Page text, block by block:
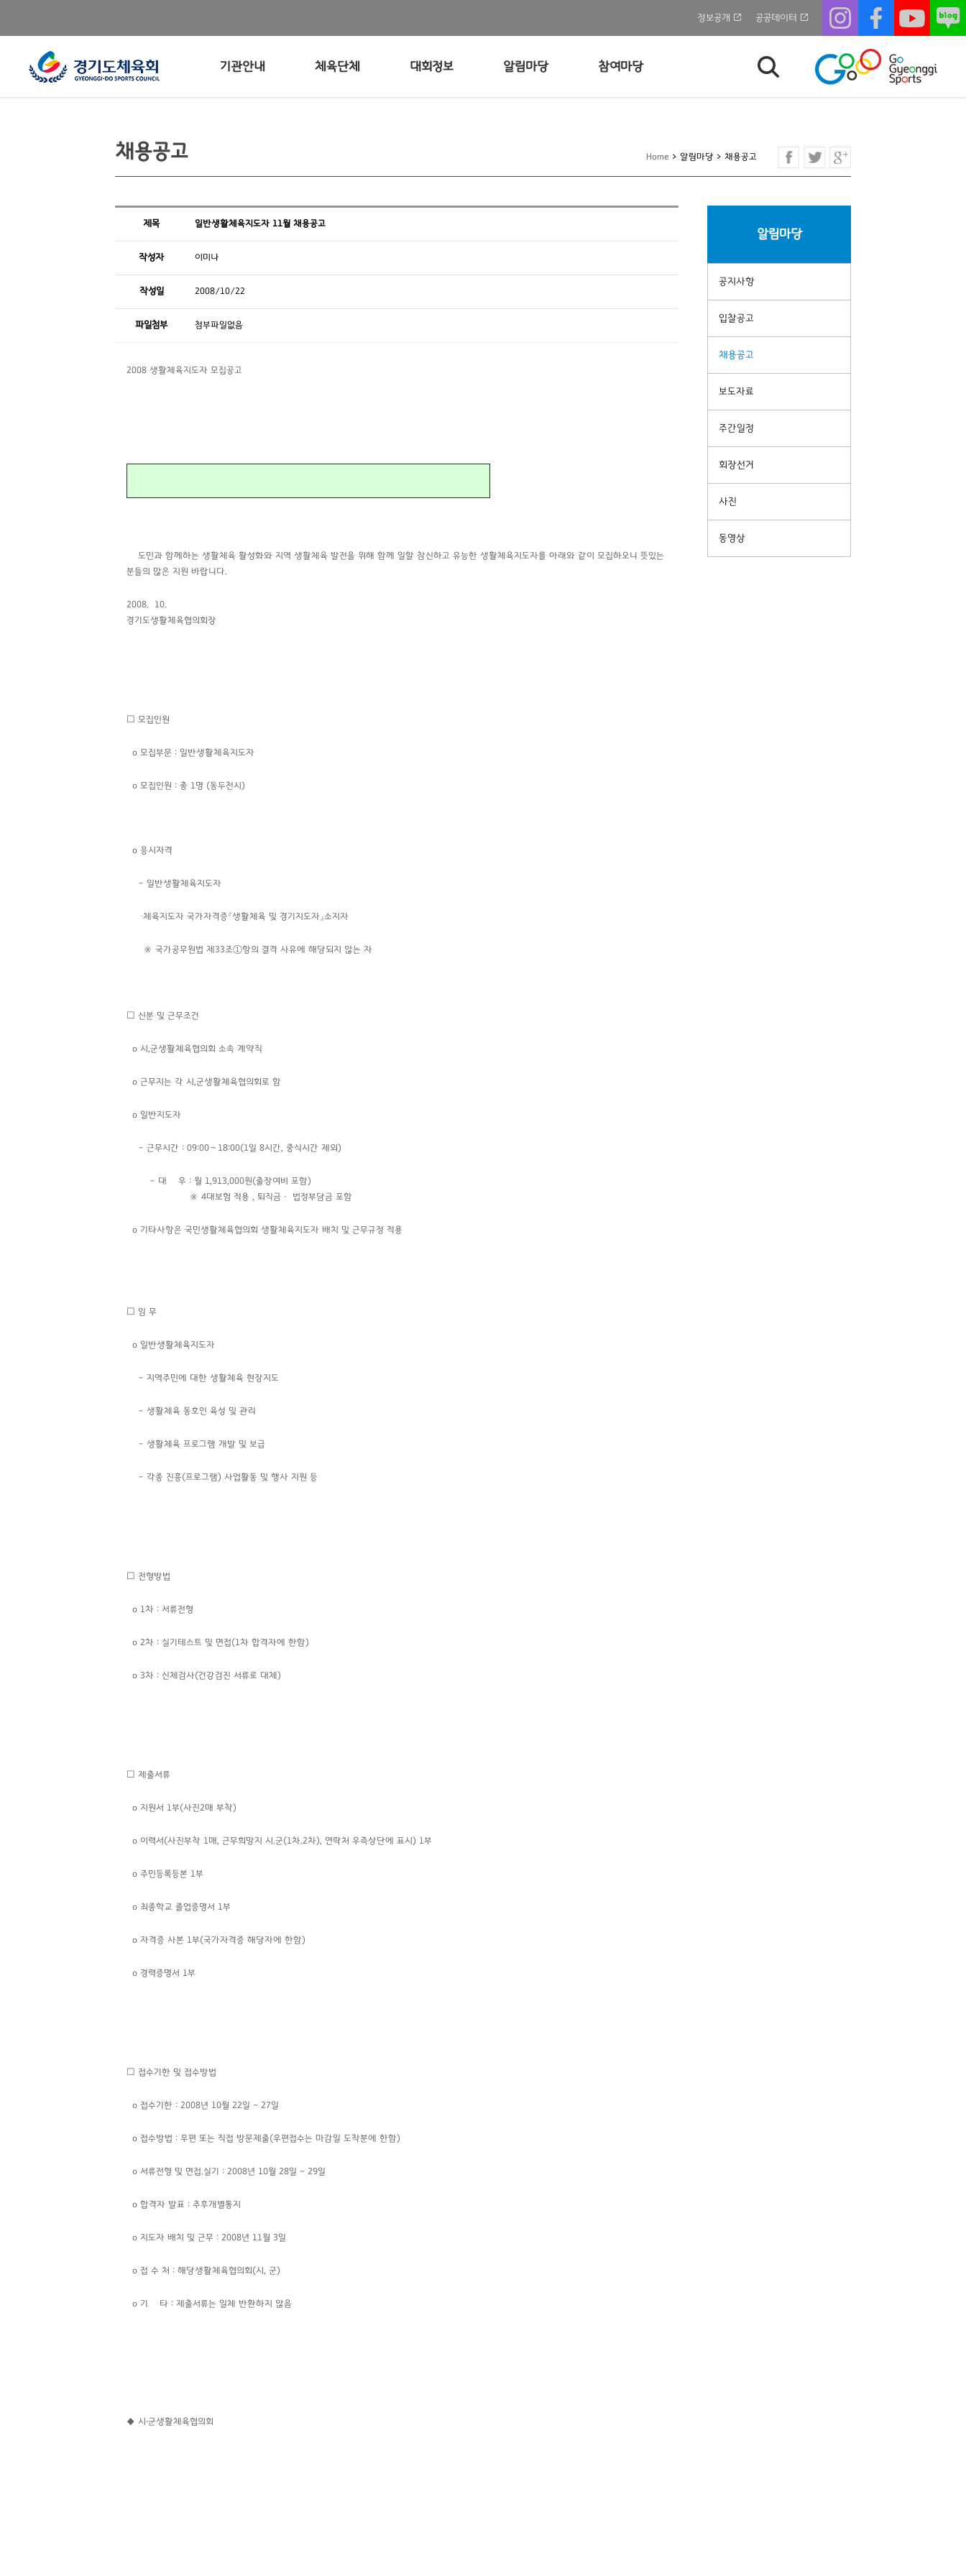
정보공개 공공데이터
기관안내 체육단체 대회정보 알림마당 참여마당
Home > 알림마당 > 채용공고
채용공고
알림마당
공지사항
입찰공고
채용공고
보도자료
주간일정
회장선거
사진
동영상
제목 일반생활체육지도자 11월 채용공고
작성자 이미나
작성일 2008/10/22
파일첨부 첨부파일없음
2008 생활체육지도자 모집공고
도민과 함께하는 생활체육 활성화와 지역 생활체육 발전을 위해 함께 일할 참신하고 유능한 생활체육지도자를 아래와 같이 모집하오니 뜻있는
분들의 많은 지 원 바랍니다.
2008. 10.
경기도생활체육협의회장
☐ 모집인원
o 모집부문 : 일반생활체육지도자
o 모집인원 : 총 1명 (동두천시)
o 응시자격
– 일반생활체육지도자
∙체육지도자 국가자격증『생활체육 및 경기지도자』소지자
※ 국가공무원법 제33조①항의 결격 사유에 해당되지 않는 자
☐ 신분 및 근무조건
o 시,군생활체육협의회 소속 계약직
o 근무지는 각 시,군생활체육협의회로 함
o 일반지도자
– 근무시간 : 09:00～18:00(1일 8시간, 중식시간 제외)
– 대 우 : 월 1,913,000원(출장여비 포함)
※ 4대보험 적용 , 퇴직금ㆍ 법정부담금 포함
o 기타사항은 국민생활체육협의회 생활체육지도자 배치 및 근무규정 적용
☐ 임 무
o 일반생활체육지도자
– 지역주민에 대한 생활체육 현장지도
– 생활체육 동호인 육성 및 관리
– 생활체육 프로그램 개발 및 보급
– 각종 진흥(프로그램) 사업활동 및 행사 지원 등
☐ 전형방법
o 1차 : 서류전형
o 2차 : 실기테스트 및 면접(1차 합격자에 한함)
o 3차 : 신체검사(건강검진 서류로 대체)
☐ 제출서류
o 지원서 1부(사진2매 부착)
o 이력서(사진부착 1매, 근무희망지 시.군(1차.2차), 연락처 우측상단에 표시) 1부
o 주민등록등본 1부
o 최종학교 졸업증명서 1부
o 자격증 사본 1부(국가자격증 해당자에 한함)
o 경력증명서 1부
☐ 접수기한 및 접수방법
o 접수기한 : 2008년 10월 22일 ~ 27일
o 접수방법 : 우편 또는 직접 방문제출(우편접수는 마감일 도착분에 한함)
o 서류전형 및 면접.실기 : 2008년 10월 28일 ~ 29일
o 합격자 발표 : 추후개별통지
o 지도자 배치 및 근무 : 2008년 11월 3일
o 접 수 처 : 해당생활체육협의회(시, 군)
o 기 타 : 제출서류는 일체 반환하지 않음
◆ 시‧군생활체육협의회